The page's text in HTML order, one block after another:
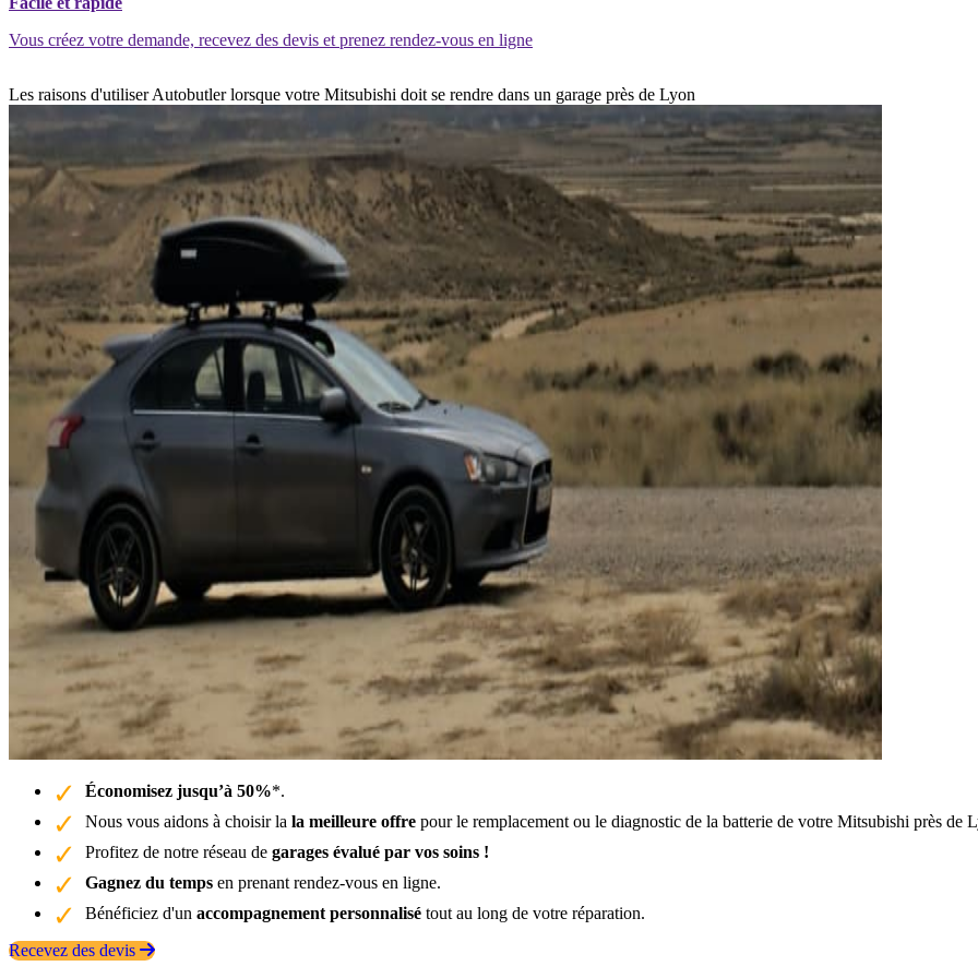
Vous créez votre demande, recevez des devis et prenez rendez-vous en ligne
Les raisons d'utiliser Autobutler lorsque votre Mitsubishi doit se rendre dans un garage près de Lyon
Économisez jusqu’à 50%*.
Nous vous aidons à choisir la la meilleure offre pour le remplacement ou le diagnostic de la batterie de votre Mitsubishi près de
Profitez de notre réseau de garages évalué par vos soins !
Gagnez du temps en prenant rendez-vous en ligne.
Bénéficiez d'un accompagnement personnalisé tout au long de votre réparation.
Recevez des devis